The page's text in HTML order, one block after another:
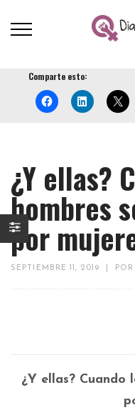
Comparte esto:
¿Y ellas?
hombres
por
SEPTIEMBRE 11, 2019 POR
¿Y ellas? Cuando